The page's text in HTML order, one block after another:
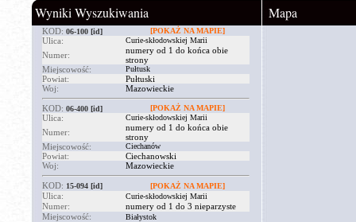
Wyniki Wyszukiwania
KOD: 06-100 [id] [POKAŻ NA MAPIE]
Ulica: Curie-skłodowskiej Marii
Numer:
numery od 1 do końca obie
strony
Miejscowość:
Pułtusk
Powiat:
Pułtuski
Woj:
Mazowieckie
KOD: 06-400 [id] [POKAŻ NA MAPIE]
Ulica: Curie-skłodowskiej Marii
Numer:
numery od 1 do końca obie
strony
Miejscowość:
Ciechanów
Powiat:
Ciechanowski
Woj:
Mazowieckie
KOD: 15-094 [id] [POKAŻ NA MAPIE]
Ulica: Curie-skłodowskiej Marii
Numer:
numery od 1 do 3 nieparzyste
Miejscowość:
Białystok
Mapa